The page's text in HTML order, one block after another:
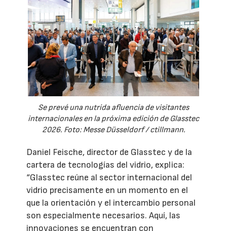
Se prevé una nutrida afluencia de visitantes
internacionales en la próxima edición de Glasstec
2026. Foto: Messe Düsseldorf / ctillmann.
Daniel Feische, director de Glasstec y de la
cartera de tecnologías del vidrio, explica:
“Glasstec reúne al sector internacional del
vidrio precisamente en un momento en el
que la orientación y el intercambio personal
son especialmente necesarios. Aquí, las
innovaciones se encuentran con